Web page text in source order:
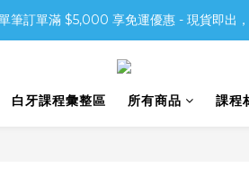
筆訂單滿 $5,000 享免運優惠 - 現貨即出，
白牙課程彙整區 所有商品 課程